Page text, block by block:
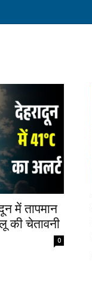
में तापमान
की चेतावनी
0